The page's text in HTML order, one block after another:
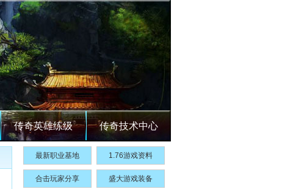
传奇英雄练级 传奇技术中心
最新职业基地 1.76游戏资料
合击玩家分享 盛大游戏装备